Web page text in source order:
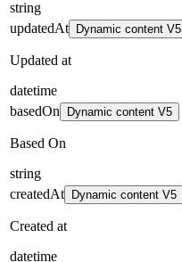
string
updatedAt
Dynamic content V5
Updated at
datetime
basedOn
Dynamic content V5
Based On
string
createdAt
Dynamic content V5
Created at
datetime